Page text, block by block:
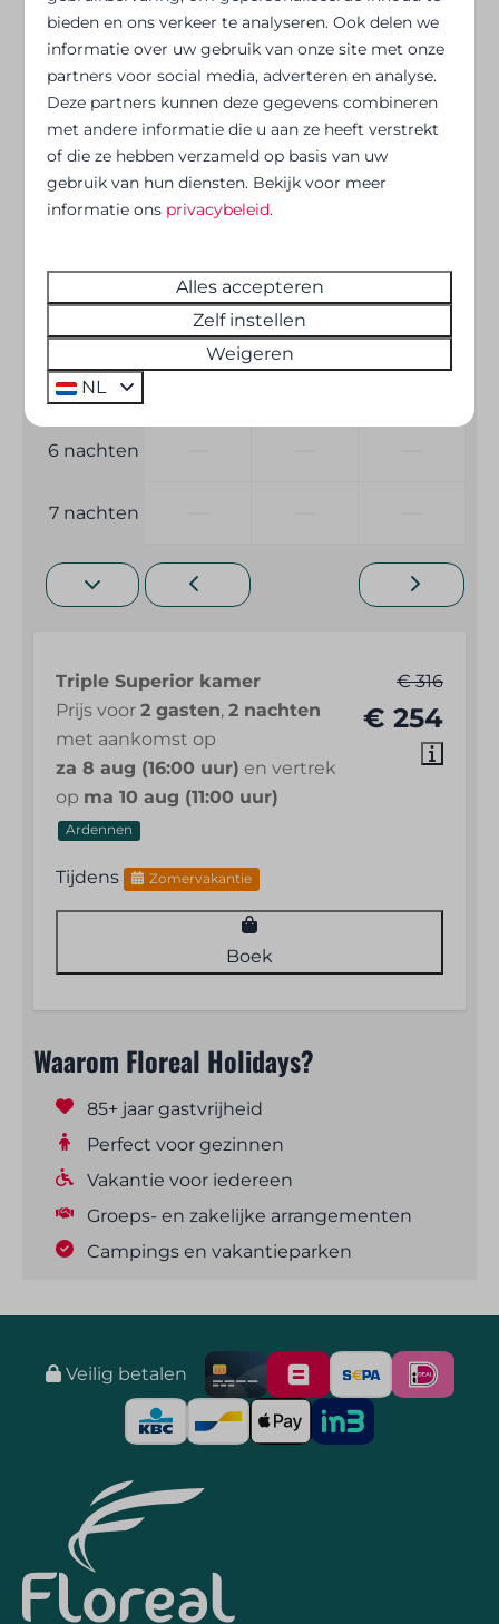
Keuken
Waterkoker
Wat breng je best zelf mee?
Vuilniszakken
Verwarming en verkoeling
Centrale verwarming
Veiligheid
Rookmelder
vr
7 aug
za
8 aug
zo
9 aug
1 nacht € 173 € 173 € 143
2 nachten € 278
€ 508 —
5 nachten
6 nachten
7 nachten
€ 316
€ 254
Triple Superior kamer
Prijs voor 2 gasten, 2 nachten
met aankomst op
za 8 aug (16:00 uur) en vertrek
op ma 10 aug (11:00 uur)
Ardennen
Tijdens Zomervakantie
Boek
Waarom Floreal Holidays?
85+ jaar gastvrijheid
Perfect voor gezinnen
Vakantie voor iedereen
Groeps- en zakelijke arrangementen
Campings en vakantieparken
Veilig betalen
bieden en ons verkeer te analyseren. Ook delen we
informatie over uw gebruik van onze site met onze
partners voor social media, adverteren en analyse.
Deze partners kunnen deze gegevens combineren
met andere informatie die u aan ze heeft verstrekt
of die ze hebben verzameld op basis van uw
gebruik van hun diensten. Bekijk voor meer
informatie ons privacybeleid.
Alles accepteren
Zelf instellen
Weigeren
NL